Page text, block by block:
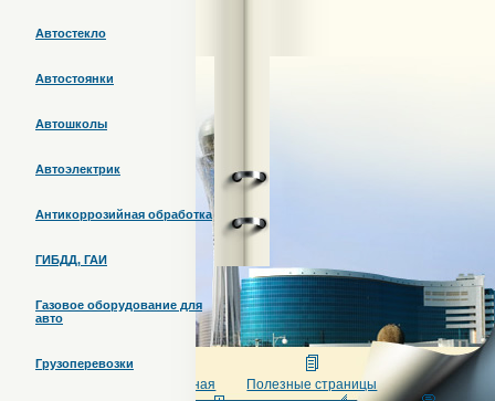
Автостекло
Автостоянки
Автошколы
Автоэлектрик
Антикоррозийная обработка
ГИБДД, ГАИ
Газовое оборудование для
авто
Грузоперевозки
Главная Полезные страницы